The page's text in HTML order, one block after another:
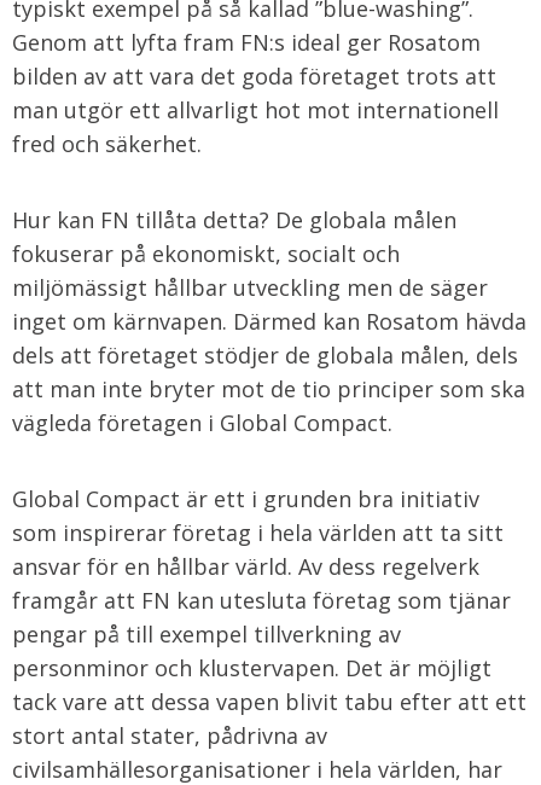
typiskt exempel på så kallad ”blue-washing”.
Genom att lyfta fram FN:s ideal ger Rosatom
bilden av att vara det goda företaget trots att
man utgör ett allvarligt hot mot internationell
fred och säkerhet.
Hur kan FN tillåta detta? De globala målen
fokuserar på ekonomiskt, socialt och
miljömässigt hållbar utveckling men de säger
inget om kärnvapen. Därmed kan Rosatom hävda
dels att företaget stödjer de globala målen, dels
att man inte bryter mot de tio principer som ska
vägleda företagen i Global Compact.
Global Compact är ett i grunden bra initiativ
som inspirerar företag i hela världen att ta sitt
ansvar för en hållbar värld. Av dess regelverk
framgår att FN kan utesluta företag som tjänar
pengar på till exempel tillverkning av
personminor och klustervapen. Det är möjligt
tack vare att dessa vapen blivit tabu efter att ett
stort antal stater, pådrivna av
civilsamhällesorganisationer i hela världen, har